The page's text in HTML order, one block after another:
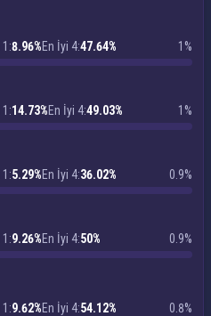
1:8.96%En İyi 4:47.64% 1%
1:14.73%En İyi 4:49.03% 1%
1:5.29%En İyi 4:36.02% 0.9%
1:9.26%En İyi 4:50% 0.9%
1:9.62%En İyi 4:54.12% 0.8%